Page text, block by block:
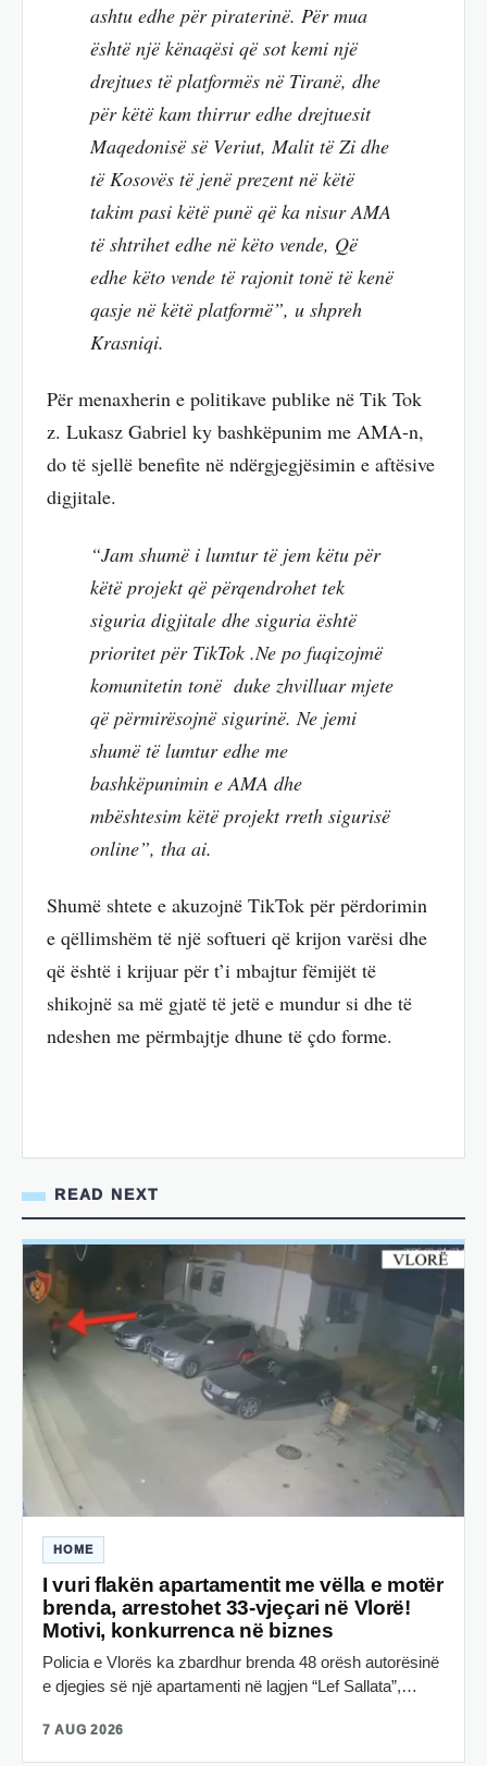
ashtu edhe për piraterinë. Për mua
është një kënaqësi që sot kemi një
drejtues të platformës në Tiranë, dhe
për këtë kam thirrur edhe drejtuesit
Maqedonisë së Veriut, Malit të Zi dhe
të Kosovës të jenë prezent në këtë
takim pasi këtë punë që ka nisur AMA
të shtrihet edhe në këto vende, Që
edhe këto vende të rajonit tonë të kenë
qasje në këtë platformë”, u shpreh
Krasniqi.
Për menaxherin e politikave publike në Tik Tok
z. Lukasz Gabriel ky bashkëpunim me AMA-n,
do të sjellë benefite në ndërgjegjësimin e aftësive
digjitale.
“Jam shumë i lumtur të jem këtu për
këtë projekt që përqendrohet tek
siguria digjitale dhe siguria është
prioritet për TikTok .Ne po fuqizojmë
komunitetin tonë duke zhvilluar mjete
që përmirësojnë sigurinë. Ne jemi
shumë të lumtur edhe me
bashkëpunimin e AMA dhe
mbështesim këtë projekt rreth sigurisë
online”, tha ai.
Shumë shtete e akuzojnë TikTok për përdorimin
e qëllimshëm të një softueri që krijon varësi dhe
që është i krijuar për t’i mbajtur fëmijët të
shikojnë sa më gjatë të jetë e mundur si dhe të
ndeshen me përmbajtje dhune të çdo forme.
READ NEXT
HOME
I vuri flakën apartamentit me vëlla e motër
brenda, arrestohet 33-vjeçari në Vlorë!
Motivi, konkurrenca në biznes
Policia e Vlorës ka zbardhur brenda 48 orësh autorësinë
e djegies së një apartamenti në lagjen “Lef Sallata”,…
7 AUG 2026